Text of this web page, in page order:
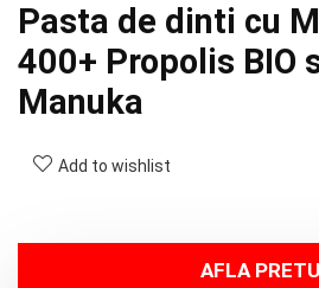
Pasta de dinti cu
400+ Propolis BIO
Manuka
Add to wishlist
AFLA